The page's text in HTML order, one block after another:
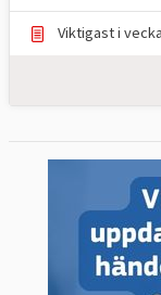
Viktigast i